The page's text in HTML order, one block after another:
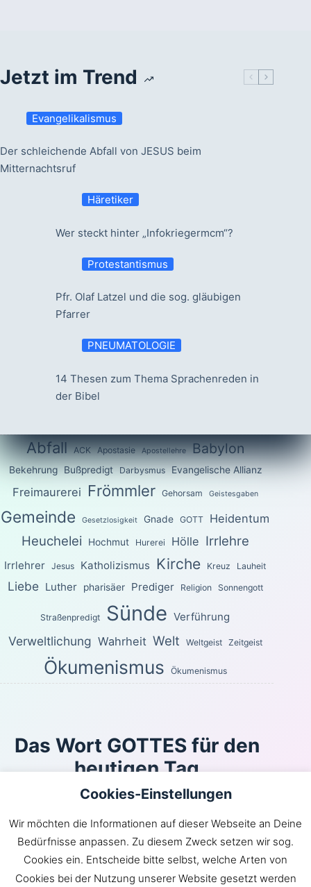
Jetzt im Trend
Evangelikalismus
Der schleichende Abfall von JESUS beim
Mitternachtsruf
Häretiker
Wer steckt hinter „Infokriegermcm“?
Protestantismus
Pfr. Olaf Latzel und die sog. gläubigen
Pfarrer
PNEUMATOLOGIE
14 Thesen zum Thema Sprachenreden in
der Bibel
Abfall ACK Apostasie Apostellehre Babylon
Bekehrung Bußpredigt Darbysmus Evangelische Allianz
Freimaurerei Frömmler Gehorsam Geistesgaben
Gemeinde Gesetzlosigkeit Gnade GOTT Heidentum
Heuchelei Hochmut Hurerei Hölle Irrlehre
Irrlehrer Jesus Katholizismus Kirche Kreuz Lauheit
Liebe Luther pharisäer Prediger Religion Sonnengott
Straßenpredigt Sünde Verführung
Verweltlichung Wahrheit Welt Weltgeist Zeitgeist
Ökumenismus Ökumenismus
Das Wort GOTTES für den
heutigen Tag
Oder kann sich jemand in Schlupfwinkeln verbergen,
und ich, ich sähe ihn nicht?, spricht der HERR. Bin ich
es nicht, der den Himmel und die Erde erfüllt?, spricht
Cookies-Einstellungen
Wir möchten die Informationen auf dieser Webseite an Deine
Bedürfnisse anpassen. Zu diesem Zweck setzen wir sog.
Cookies ein. Entscheide bitte selbst, welche Arten von
Cookies bei der Nutzung unserer Website gesetzt werden